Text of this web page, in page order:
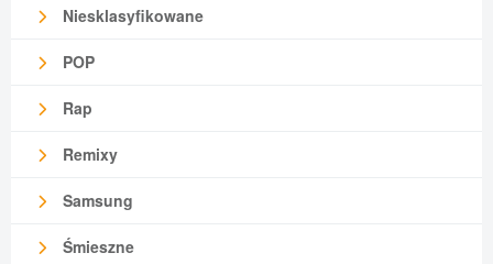
Niesklasyfikowane
POP
Rap
Remixy
Samsung
Śmieszne